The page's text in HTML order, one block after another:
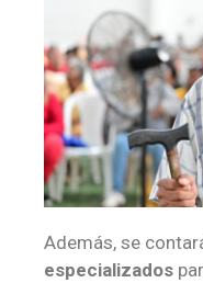
Además, se
especializados